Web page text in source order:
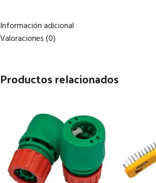
Información adicional
Valoraciones (0)
Productos relacionados